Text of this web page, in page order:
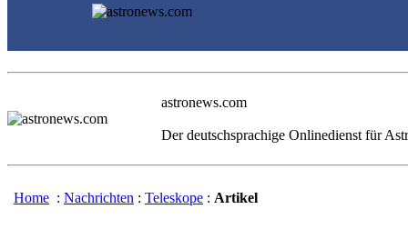
astronews.com
Der deutschsprachige Onlinedienst für
Home : Nachrichten : Teleskope : Artikel